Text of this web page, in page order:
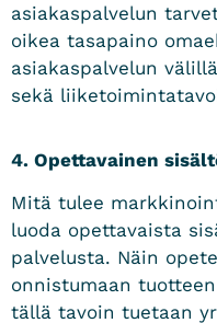
asiakaspalvelun
oikea tasapaino
asiakaspalvelun
sekä
4. Opettavainen
Mitä tulee
luoda opettavaista
palvelusta. Näin
onnistumaan
tällä tavoin tuetaan